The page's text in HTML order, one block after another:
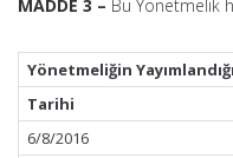
MADDE 3 – Bu Yönetmelik
Yönetmeliğin
Tarihi
6/8/2016